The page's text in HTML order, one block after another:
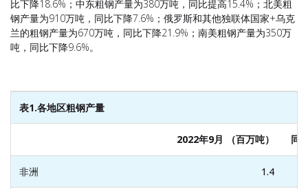
比下降18.6%；中东粗钢产量为380万吨，同比提高15.4%；北美粗
钢产量为910万吨，同比下降7.6%；俄罗斯和其他独联体国家+乌克
兰的粗钢产量为670万吨，同比下降21.9%；南美粗钢产量为350万
吨，同比下降9.6%。
表1.各地区粗钢产量
2022年9月 （百万吨） 同
非洲 1.4